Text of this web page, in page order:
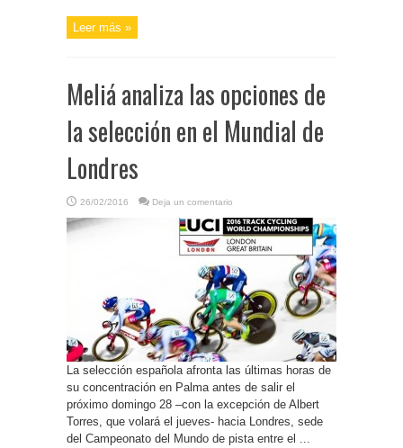
Leer más »
Meliá analiza las opciones de
la selección en el Mundial de
Londres
26/02/2016 Deja un comentario
La selección española afronta las últimas horas de
su concentración en Palma antes de salir el
próximo domingo 28 –con la excepción de Albert
Torres, que volará el jueves- hacia Londres, sede
del Campeonato del Mundo de pista entre el ...